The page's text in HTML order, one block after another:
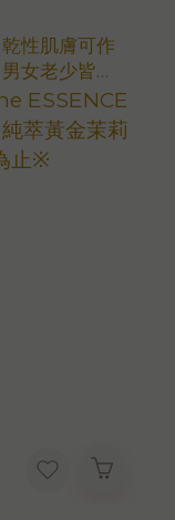
性肌膚可作
女老少皆適
驗